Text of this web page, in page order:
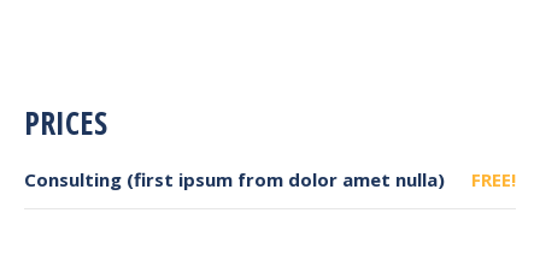
PRICES
Consulting (first ipsum from dolor amet nulla) FREE!